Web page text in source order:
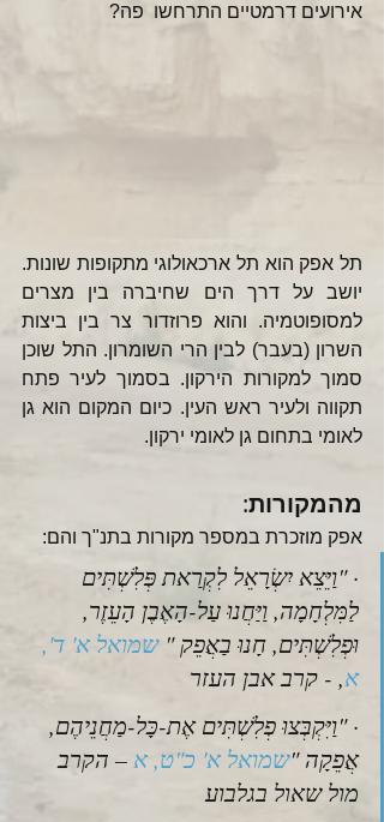
אירועים דרמטיים התרחשו  פה?
לאומי בתחום גן לאומי ירקון.
מהמקורות:
אפק מוזכרת במספר מקורות בתנ"ך והם:
· "וַיֵּצֵא יִשְׂרָאֵל לִקְרַאת פְּלִשְׁתִּים
לַמִּלְחָמָה, וַיַּחֲנוּ עַל-הָאֶבֶן הָעֵזֶר,
וּפְלִשְׁתִּים, חָנוּ בַאֲפֵק " שמואל א' ד',
א, - קרב אבן העזר
· "וַיִּקְבְּצוּ פְלִשְׁתִּים אֶת-כָּל-מַחֲנֵיהֶם,
אֲפֵקָה "שמואל א' כ"ט, א – הקרב
מול שאול בגלבוע